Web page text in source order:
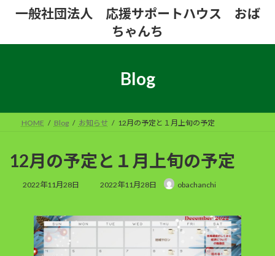
ン
プ
ー
動
一般社団法人 応援サポートハウス おば
ちゃんち
Blog
HOME Blog お知らせ 12月の予定と１月上旬の予定
12月の予定と１月上旬の予定
2022年11月28日
最
新
日
:
2022年11月28日 obachanchi